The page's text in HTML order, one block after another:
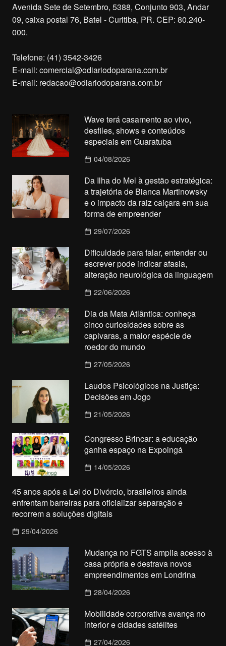
Avenida Sete de Setembro, 5388, Conjunto 903, Andar
09, caixa postal 76, Batel - Curitiba, PR. CEP: 80.240-
000.
Telefone: (41) 3542-3426
E-mail: comercial@odiariodoparana.com.br
E-mail: redacao@odiariodoparana.com.br
Wave terá casamento ao vivo,
desfiles, shows e conteúdos
especiais em Guaratuba
04/08/2026
Da Ilha do Mel à gestão estratégica:
a trajetória de Bianca Martinowsky
e o impacto da raiz caiçara em sua
forma de empreender
29/07/2026
Dificuldade para falar, entender ou
escrever pode indicar afasia,
alteração neurológica da linguagem
22/06/2026
Dia da Mata Atlântica: conheça
cinco curiosidades sobre as
capivaras, a maior espécie de
roedor do mundo
27/05/2026
Laudos Psicológicos na Justiça:
Decisões em Jogo
21/05/2026
Congresso Brincar: a educação
ganha espaço na Expoingá
14/05/2026
45 anos após a Lei do Divórcio, brasileiros ainda
enfrentam barreiras para oficializar separação e
recorrem a soluções digitais
29/04/2026
Mudança no FGTS amplia acesso à
casa própria e destrava novos
empreendimentos em Londrina
28/04/2026
Mobilidade corporativa avança no
interior e cidades satélites
27/04/2026